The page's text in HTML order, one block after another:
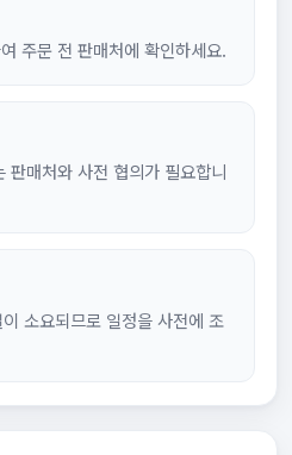
주문 전 판매처에 확인하세요.
판매처와 사전 협의가 필요합니
소요되므로 일정을 사전에 조